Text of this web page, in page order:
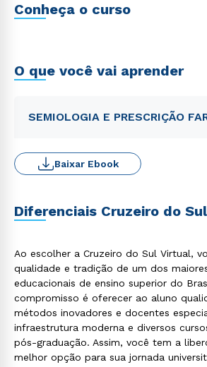
Conheça o curso
O que você vai aprender
SEMIOLOGIA E PRESCRIÇÃO
Baixar Ebook
Diferenciais Cruzeiro do Sul
Ao escolher a Cruzeiro do Sul Virtual,
qualidade e tradição de um dos
educacionais de ensino superior do
compromisso é oferecer ao aluno
métodos inovadores e docentes
infraestrutura moderna e diversos
pós-graduação. Assim, você tem a
melhor opção para sua jornada